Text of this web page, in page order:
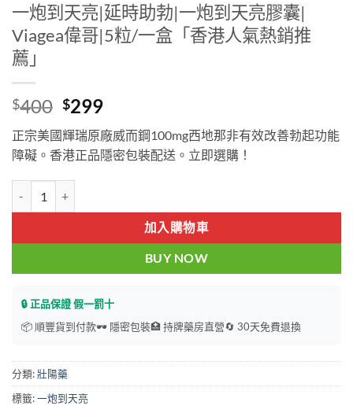
一炮到天亮|延時助勃|一炮到天亮膠囊|
Viagea偉哥|5粒/一盒「香港人氣熱銷推
薦」
$400 Original
price
was:
$400.
$299Current
price
is:
$299.
正宗美國輝瑞原廠威而鋼100mg西地那非有效改善勃起功能
障礙。香港正品隱密包裝配送。立即選購！
加入購物車
BUY NOW
🔒 正品保證 假一罰十
📦 順豐貨到付款🕶️ 隱密包裝🏥 持牌藥房直營🔄 30天免費退換
分類:壯陽藥
標籤:一炮到天亮